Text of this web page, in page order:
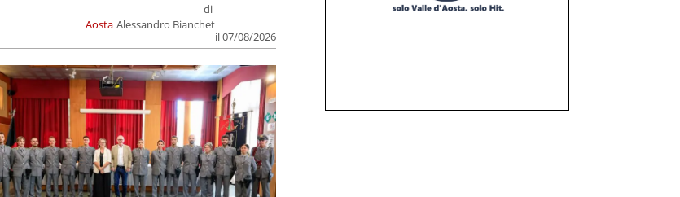
Aosta
di
Alessandro Bianchet
il 07/08/2026